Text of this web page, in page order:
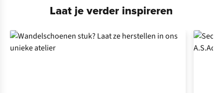
Laat je verder inspireren